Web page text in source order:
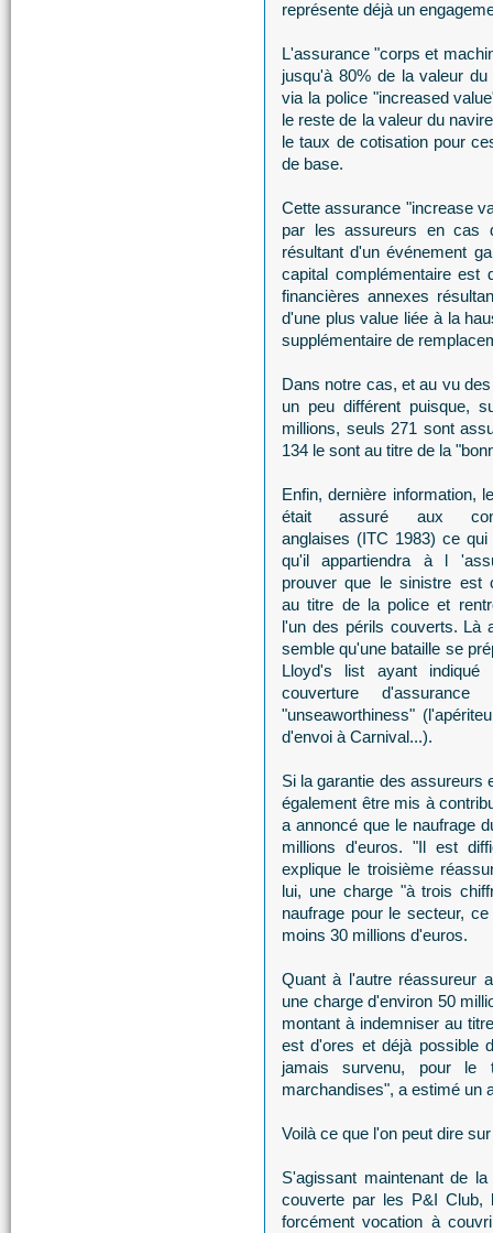
représente déjà un
L'assurance "corps et
jusqu'à 80% de la valeur
via la police "increased
le reste de la valeur du
le taux de cotisation pour
de base.
Cette assurance "increase
par les assureurs en cas
résultant d'un événement
capital complémentaire est
financières annexes
d'une plus value liée à la
supplémentaire de
Dans notre cas, et au vu
un peu différent puisque,
millions, seuls 271 sont
134 le sont au titre de la
Enfin, dernière information,
était assuré aux
anglaises (ITC 1983) ce qui
qu'il appartiendra à l
prouver que le sinistre est
au titre de la police et
l'un des périls couverts. Là
semble qu'une bataille se
Lloyd's list ayant indiqué
couverture
"unseaworthiness"
d'envoi à Carnival...).
Si la garantie des assureurs
également être mis à
a annoncé que le naufrage
millions d'euros. "Il est
explique le troisième
lui, une charge "à trois
naufrage pour le secteur,
moins 30 millions d'euros.
Quant à l'autre réassureur
une charge d'environ 50
montant à indemniser au
est d'ores et déjà possible
jamais survenu, pour le
marchandises", a estimé un
Voilà ce que l'on peut dire
S'agissant maintenant de
couverte par les P&I Club,
forcément vocation à